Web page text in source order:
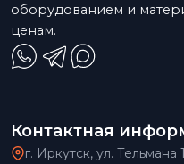
оборудованием и
ценам.
Контактная
г. Иркутск, ул. Тельмана